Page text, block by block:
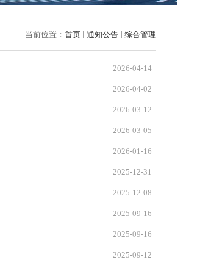
当前位置： 首页 通知公告 综合管理
2026-04-14
2026-04-02
2026-03-12
2026-03-05
2026-01-16
2025-12-31
2025-12-08
2025-09-16
2025-09-16
2025-09-12